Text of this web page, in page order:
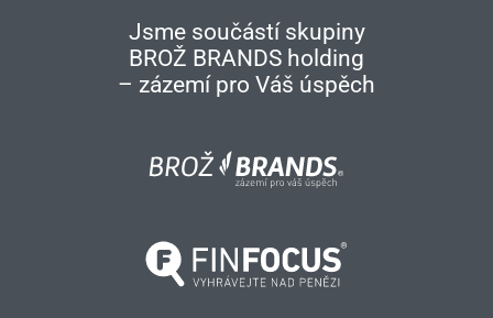
Jsme součástí skupiny
BROŽ BRANDS holding
– zázemí pro Váš úspěch